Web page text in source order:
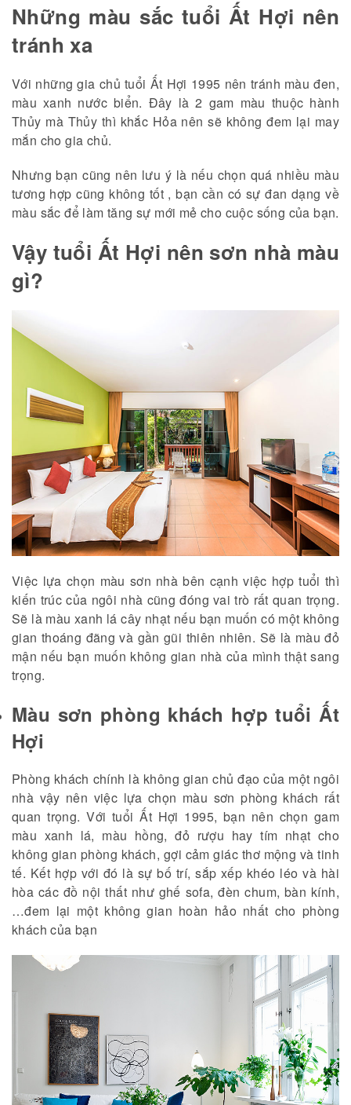
Những màu sắc tuổi Ất Hợi nên
tránh xa
Với những gia chủ tuổi Ất Hợi 1995 nên tránh màu đen,
màu xanh nước biển. Đây là 2 gam màu thuộc hành
Thủy mà Thủy thì khắc Hỏa nên sẽ không đem lại may
mắn cho gia chủ.
Nhưng bạn cũng nên lưu ý là nếu chọn quá nhiều màu
tương hợp cũng không tốt , bạn cần có sự đan dạng về
màu sắc để làm tăng sự mới mẻ cho cuộc sống của bạn.
Vậy tuổi Ất Hợi nên sơn nhà màu
gì?
Việc lựa chọn màu sơn nhà bên cạnh việc hợp tuổi thì
kiến trúc của ngôi nhà cũng đóng vai trò rất quan trọng.
Sẽ là màu xanh lá cây nhạt nếu bạn muốn có một không
gian thoáng đãng và gần gũi thiên nhiên. Sẽ là màu đỏ
mận nếu bạn muốn không gian nhà của mình thật sang
trọng.
Màu sơn phòng khách hợp tuổi Ất
Hợi
Phòng khách chính là không gian chủ đạo của một ngôi
nhà vậy nên việc lựa chọn màu sơn phòng khách rất
quan trọng. Với tuổi Ất Hợi 1995, bạn nên chọn gam
màu xanh lá, màu hồng, đỏ rượu hay tím nhạt cho
không gian phòng khách, gợi cảm giác thơ mộng và tinh
tế. Kết hợp với đó là sự bố trí, sắp xếp khéo léo và hài
hòa các đồ nội thất như ghế sofa, đèn chum, bàn kính,
…đem lại một không gian hoàn hảo nhất cho phòng
khách của bạn